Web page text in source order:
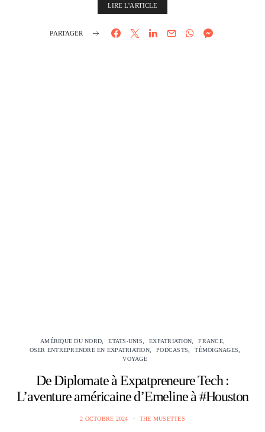
LIRE L'ARTICLE
PARTAGER
AMÉRIQUE DU NORD ETATS-UNIS EXPATRIATION
FRANCE
OSER ENTREPRENDRE EN EXPATRIATION
PODCASTS
TÉMOIGNAGES
VOYAGE
De Diplomate à Expatpreneure Tech :
L’aventure américaine d’Emeline à #Houston
2 OCTOBRE 2024 THE MUSETTES